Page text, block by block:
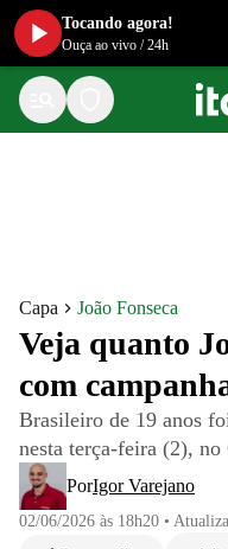
Capa João Fonseca
Veja quanto
com
Brasileiro de 19 anos
nesta terça-feira (2),
PorIgor Varejano
02/06/2026 às 18h20 •
Tocando agora!
Ouça ao vivo /24h